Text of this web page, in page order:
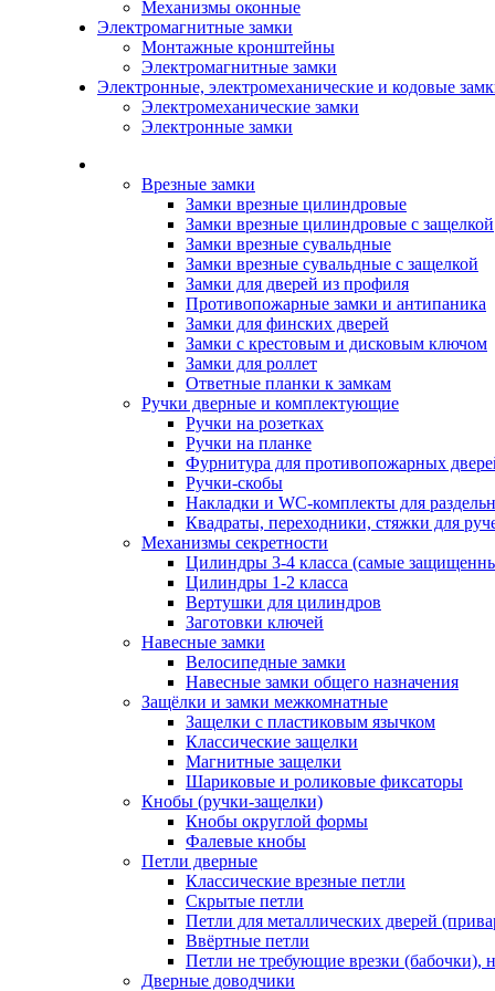
Механизмы оконные
Электромагнитные замки
Монтажные кронштейны
Электромагнитные замки
Электронные, электромеханические и кодовые
Электромеханические замки
Электронные замки
Врезные замки
Замки врезные цилиндровые
Замки врезные цилиндровые с защелкой
Замки врезные сувальдные
Замки врезные сувальдные с защелкой
Замки для дверей из профиля
Противопожарные замки и антипаника
Замки для финских дверей
Замки с крестовым и дисковым ключом
Замки для роллет
Ответные планки к замкам
Ручки дверные и комплектующие
Ручки на розетках
Ручки на планке
Фурнитура для противопожарных
Ручки-скобы
Накладки и WC-комплекты для
Квадраты, переходники, стяжки для
Механизмы секретности
Цилиндры 3-4 класса (самые
Цилиндры 1-2 класса
Вертушки для цилиндров
Заготовки ключей
Навесные замки
Велосипедные замки
Навесные замки общего назначения
Защёлки и замки межкомнатные
Защелки с пластиковым язычком
Классические защелки
Магнитные защелки
Шариковые и роликовые фиксаторы
Кнобы (ручки-защелки)
Кнобы округлой формы
Фалевые кнобы
Петли дверные
Классические врезные петли
Скрытые петли
Петли для металлических дверей
Ввёртные петли
Петли не требующие врезки (бабочки),
Дверные доводчики